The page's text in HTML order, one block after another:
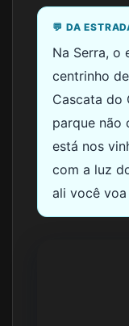
💬 DA
Na Serra, o
centrinho
Cascata do
parque não
está nos
com a luz
ali você